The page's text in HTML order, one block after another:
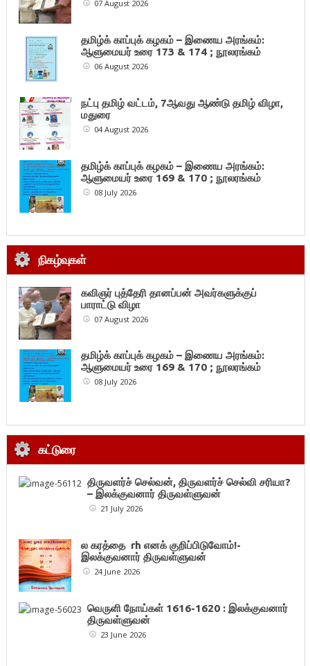
07 August 2026
தமிழ்க் காப்புக் கழகம் – இணைய அரங்கம்:
ஆளுமையர் உரை 173 & 174 ; நூலரங்கம்
06 August 2026
நட்பு தமிழ் வட்டம், 7ஆவது ஆண்டு தமிழ் விழா,
மதுரை
04 August 2026
தமிழ்க் காப்புக் கழகம் – இணைய அரங்கம்:
ஆளுமையர் உரை 169 & 170 ; நூலரங்கம்
08 July 2026
நிகழ்வுகள்
கவிஞர் புத்தேரி தானப்பன் அவர்களுக்குப்
பாராட்டு விழா
07 August 2026
தமிழ்க் காப்புக் கழகம் – இணைய அரங்கம்:
ஆளுமையர் உரை 169 & 170 ; நூலரங்கம்
08 July 2026
கட்டுரை
திருவளர்ச் செல்வன், திருவளர்ச் செல்வி சரியா?
– இலக்குவனார் திருவள்ளுவன்
21 July 2026
ல கரத்தை rh எனக் குறிப்பிடுவோம்!-
இலக்குவனார் திருவள்ளுவன்
24 June 2026
வெருளி நோய்கள் 1616-1620 : இலக்குவனார்
திருவள்ளுவன்
23 June 2026